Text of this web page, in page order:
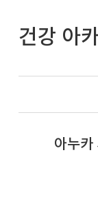
건강 아
아누카